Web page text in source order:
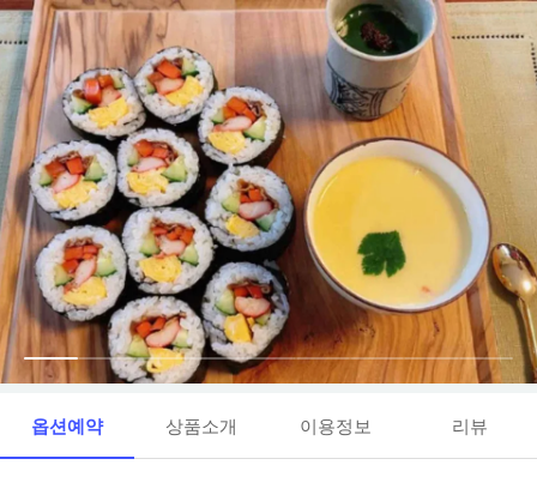
옵션예약 상품소개 이용정보 리뷰